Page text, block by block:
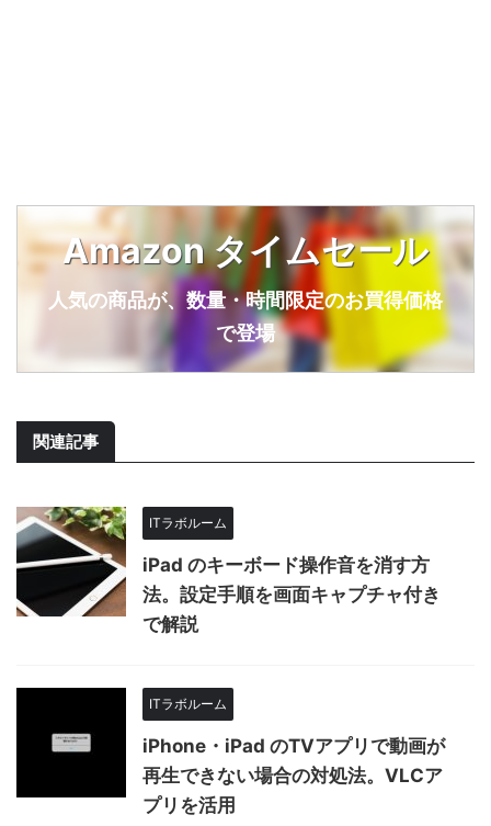
Amazon タイムセール
人気の商品が、数量・時間限定のお買得価格
で登場
関連記事
ITラボルーム
iPad のキーボード操作音を消す方
法。設定手順を画面キャプチャ付き
で解説
ITラボルーム
iPhone・iPad のTVアプリで動画が
再生できない場合の対処法。VLCア
プリを活用